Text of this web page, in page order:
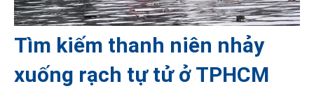
Tìm kiếm thanh niên nhảy
xuống rạch tự tử ở TPHCM